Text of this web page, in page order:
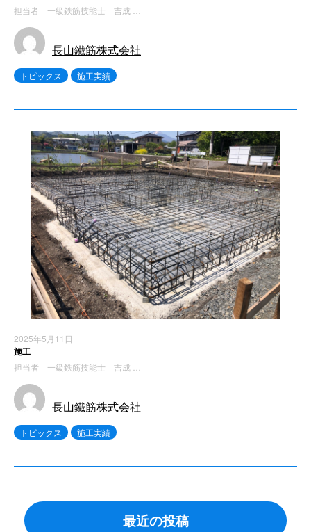
担当者 一級鉄筋技能士 吉成 …
長山鐵筋株式会社
トピックス 施工実績
2025年5月11日
施工
担当者 一級鉄筋技能士 吉成 …
長山鐵筋株式会社
トピックス 施工実績
最近の投稿